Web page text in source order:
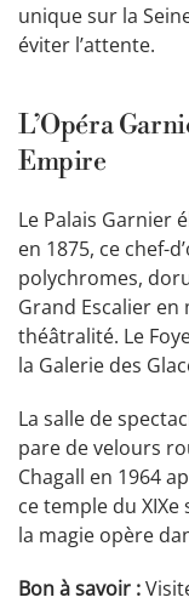
unique sur la
éviter l’attente.
L’Opéra
Empire
Le Palais Garnier
en 1875, ce chef-
polychromes,
Grand Escalier
théâtralité. Le
la Galerie des
La salle de
pare de velours
Chagall en 1964
ce temple du
la magie opère
Bon à savoir :